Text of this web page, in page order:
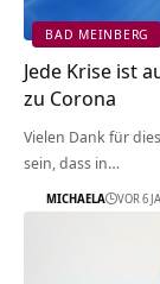
BAD MEINBERG
Jede Krise ist
zu Corona
Vielen Dank für
sein, dass in…
MICHAELA VOR 6